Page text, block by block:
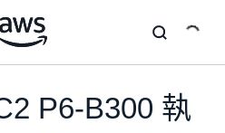
P6-B300 執